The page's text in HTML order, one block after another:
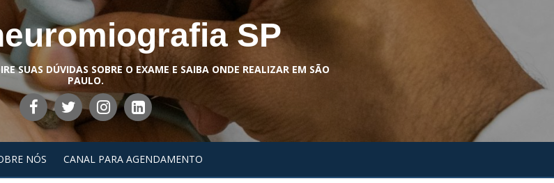
SP
SUAS DÚVIDAS SOBRE O EXAME E SAIBA ONDE REALIZAR EM SÃO
PAULO.
NÓS CANAL PARA AGENDAMENTO